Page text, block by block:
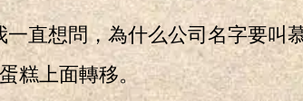
想問，為什么公司名字要叫
糕上面轉移。